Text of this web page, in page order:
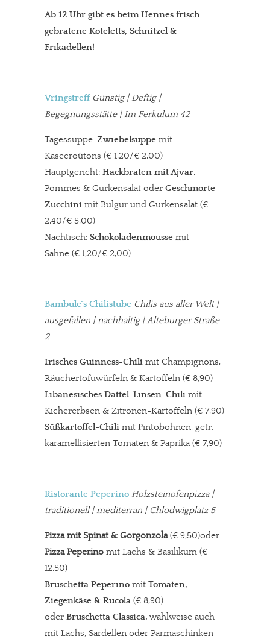
Ab 12 Uhr gibt es beim Hennes frisch
gebratene Koteletts, Schnitzel &
Frikadellen!
Vringstreff Günstig | Deftig |
Begegnungsstätte | Im Ferkulum 42
Tagessuppe: Zwiebelsuppe mit
Käsecroûtons (€ 1,20/€ 2,00)
Hauptgericht: Hackbraten mit Ajvar,
Pommes & Gurkensalat oder Geschmorte
Zucchini mit Bulgur und Gurkensalat (€
2,40/€ 5,00)
Nachtisch: Schokoladenmousse mit
Sahne (€ 1,20/€ 2,00)
Bambule´s Chilistube Chilis aus aller Welt|
ausgefallen | nachhaltig | Alteburger Straße
2
Irisches Guinness-Chili mit Champignons,
Räuchertofuwürfeln & Kartoffeln (€ 8,90)
Libanesisches Dattel-Linsen-Chili mit
Kichererbsen & Zitronen-Kartoffeln (€ 7,90)
Süßkartoffel-Chili mit Pintobohnen, getr.
karamellisierten Tomaten & Paprika (€ 7,90)
Ristorante Peperino Holzsteinofenpizza|
traditionell | mediterran | Chlodwigplatz 5
Pizza mit Spinat & Gorgonzola(€ 9,50)oder
Pizza Peperino mit Lachs & Basilikum (€
12,50)
Bruschetta Peperino mit Tomaten,
Ziegenkäse & Rucola (€ 8,90)
oder Bruschetta Classica, wahlweise auch
mit Lachs, Sardellen oder Parmaschinken